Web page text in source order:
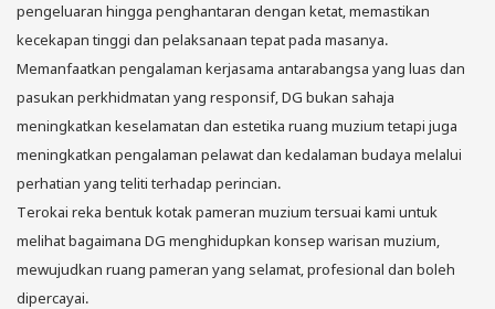
pengeluaran hingga penghantaran dengan ketat, memastikan
kecekapan tinggi dan pelaksanaan tepat pada masanya.
Memanfaatkan pengalaman kerjasama antarabangsa yang luas dan
pasukan perkhidmatan yang responsif, DG bukan sahaja
meningkatkan keselamatan dan estetika ruang muzium tetapi juga
meningkatkan pengalaman pelawat dan kedalaman budaya melalui
perhatian yang teliti terhadap perincian.
Terokai reka bentuk kotak pameran muzium tersuai kami untuk
melihat bagaimana DG menghidupkan konsep warisan muzium,
mewujudkan ruang pameran yang selamat, profesional dan boleh
dipercayai.